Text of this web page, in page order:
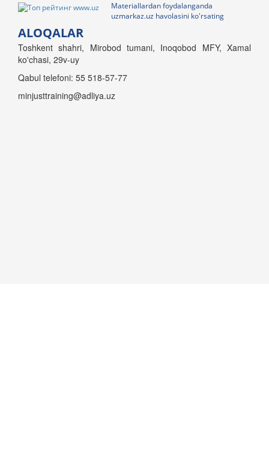
Materiallardan foydalanganda
uzmarkaz.uz havolasini ko'rsating
ALOQALAR
Toshkent shahri, Mirobod tumani, Inoqobod MFY, Xamal
ko'chasi, 29v-uy
Qabul telefoni: 55 518-57-77
minjusttraining@adliya.uz